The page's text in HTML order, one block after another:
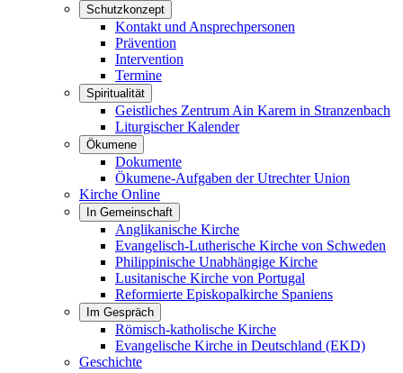
Schutzkonzept
Kontakt und Ansprechpersonen
Prävention
Intervention
Termine
Spiritualität
Geistliches Zentrum Ain Karem in Stranzenbach
Liturgischer Kalender
Ökumene
Dokumente
Ökumene-Aufgaben der Utrechter Union
Kirche Online
In Gemeinschaft
Anglikanische Kirche
Evangelisch-Lutherische Kirche von Schweden
Philippinische Unabhängige Kirche
Lusitanische Kirche von Portugal
Reformierte Episkopalkirche Spaniens
Im Gespräch
Römisch-katholische Kirche
Evangelische Kirche in Deutschland (EKD)
Geschichte